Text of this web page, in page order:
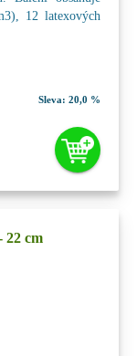
12 latexových
Sleva: 20,0 %
22 cm